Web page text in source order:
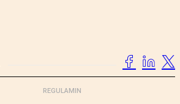
REGULAMIN